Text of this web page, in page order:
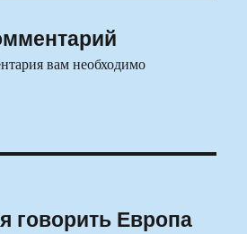
вам необходимо
говорить Европа